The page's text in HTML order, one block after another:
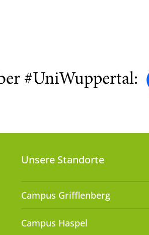
#UniWuppertal:
Unsere Standorte
Campus Grifflenberg
Campus Haspel